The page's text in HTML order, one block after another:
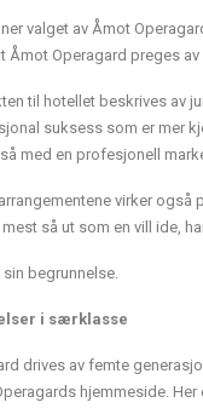
valget av Åmot
Åmot Operagard preges
til hotellet beskrives av
suksess som er mer
med en profesjonell
virker også
så ut som en vill ide,
sin begrunnelse.
i særklasse
drives av femte
hjemmeside.